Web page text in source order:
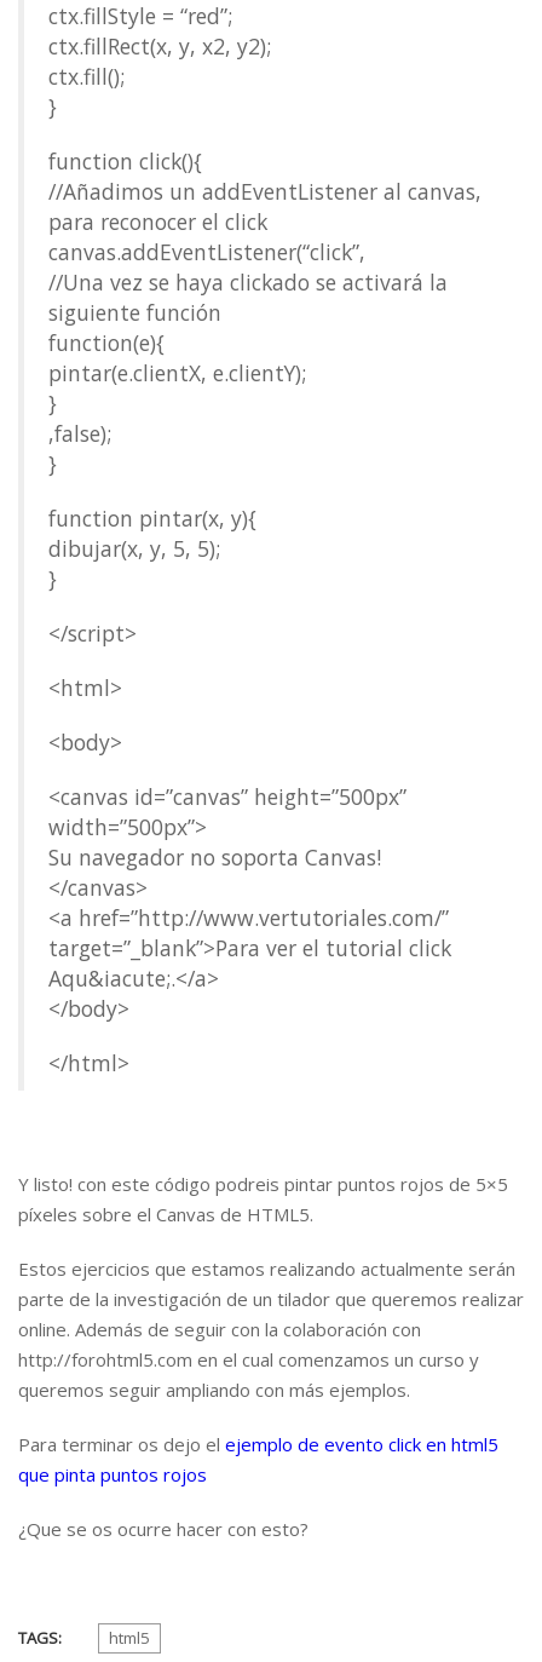
ctx.fillStyle = “red”;
ctx.fillRect(x, y, x2, y2);
ctx.fill();
}
function click(){
//Añadimos un addEventListener al canvas,
para reconocer el click
canvas.addEventListener(“click”,
//Una vez se haya clickado se activará la
siguiente función
function(e){
pintar(e.clientX, e.clientY);
}
,false);
}
function pintar(x, y){
dibujar(x, y, 5, 5);
}
</script>
<html>
<body>
<canvas id=”canvas” height=”500px”
width=”500px”>
Su navegador no soporta Canvas!
</canvas>
<a href=”http://www.vertutoriales.com/”
target=”_blank”>Para ver el tutorial click
Aqu&iacute;.</a>
</body>
</html>
Y listo! con este código podreis pintar puntos rojos de 5×5
píxeles sobre el Canvas de HTML5.
Estos ejercicios que estamos realizando actualmente serán
parte de la investigación de un tilador que queremos realizar
online. Además de seguir con la colaboración con
http://forohtml5.com en el cual comenzamos un curso y
queremos seguir ampliando con más ejemplos.
Para terminar os dejo el ejemplo de evento click en html5
que pinta puntos rojos
¿Que se os ocurre hacer con esto?
TAGS: html5